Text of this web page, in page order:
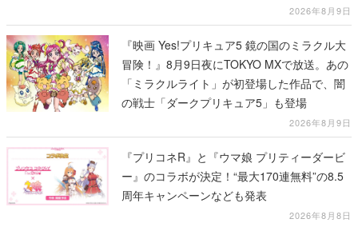
2026年8月9日
『映画 Yes!プリキュア5 鏡の国のミラクル大
冒険！』8月9日夜にTOKYO MXで放送。あの
「ミラクルライト」が初登場した作品で、闇
の戦士「ダークプリキュア5」も登場
2026年8月9日
『プリコネR』と『ウマ娘 プリティーダービ
ー』のコラボが決定！“最大170連無料”の8.5
周年キャンペーンなども発表
2026年8月8日